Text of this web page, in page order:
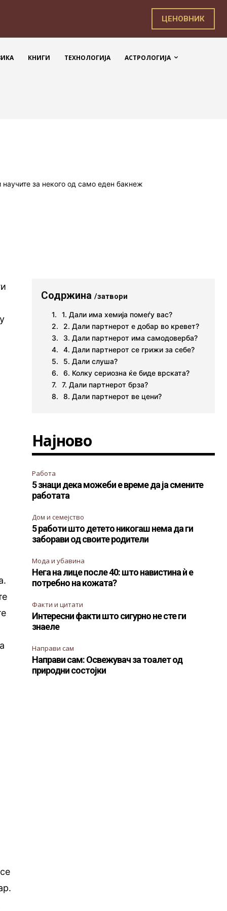
ЦЕНОВНИК
КНИГИ ТЕХНОЛОГИЈА АСТРОЛОГИЈА
Содржина/затвори
1. Дали има хемија помеѓу вас?
2. Дали партнерот е добар во кревет?
3. Дали партнерот има самодоверба?
4. Дали партнерот се грижи за себе?
5. Дали слуша?
6. Колку сериозна ќе биде врската?
7. Дали партнерот брза?
8. Дали партнерот ве цени?
Најново
Работа
5 знаци дека можеби е време да ја смените
работата
Дом и семејство
5 работи што детето никогаш нема да ги
заборави од своите родители
Мода и убавина
Нега на лице после 40: што навистина ѝ е
потребно на кожата?
Факти и цитати
Интересни факти што сигурно не сте ги
знаеле
Направи сам
Направи сам: Освежувач за тоалет од
природни состојки